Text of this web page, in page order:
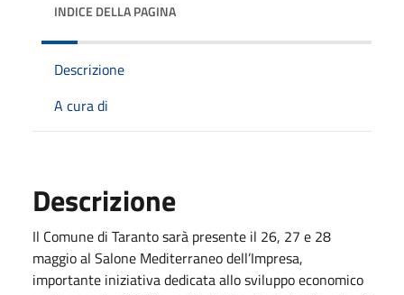
INDICE DELLA PAGINA
Descrizione
A cura di
Descrizione
Il Comune di Taranto sarà presente il 26, 27 e 28
maggio al Salone Mediterraneo dell’Impresa,
importante iniziativa dedicata allo sviluppo economico